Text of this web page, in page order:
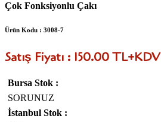
Çok Fonksiyonlu Çakı
Ürün Kodu : 3008-7
Satış Fiyatı : 150.00 TL+KDV
Bursa Stok :
SORUNUZ
İstanbul Stok :